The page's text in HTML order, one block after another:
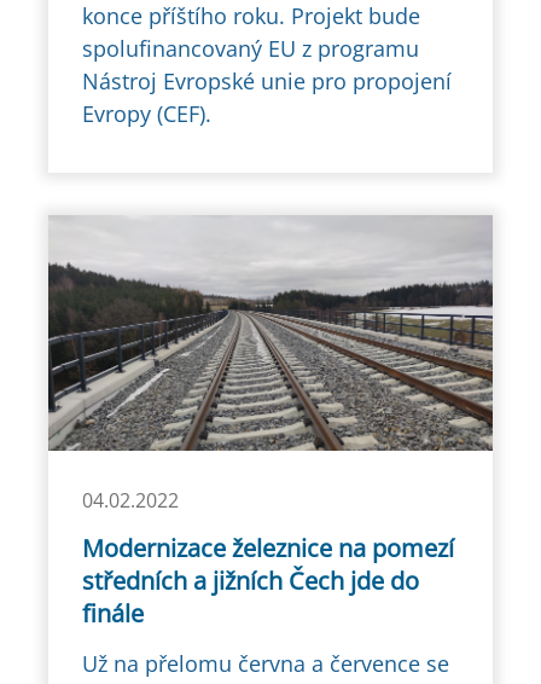
konce příštího roku. Projekt bude
spolufinancovaný EU z programu
Nástroj Evropské unie pro propojení
Evropy (CEF).
04.02.2022
Modernizace železnice na pomezí
středních a jižních Čech jde do
finále
Už na přelomu června a července se